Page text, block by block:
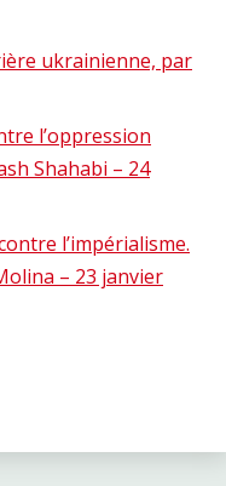
ukrainienne, par
l’oppression
Shahabi – 24
l’impérialisme.
– 23 janvier